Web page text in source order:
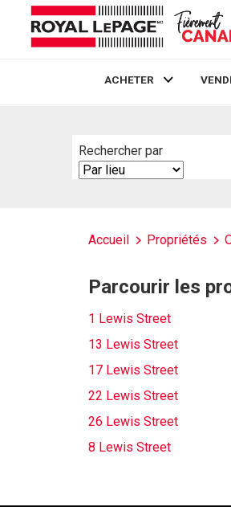
ACHETER
Rechercher par
Search
By
Accueil Propriétés
Parcourir les
1 Lewis Street
13 Lewis Street
17 Lewis Street
22 Lewis Street
26 Lewis Street
8 Lewis Street